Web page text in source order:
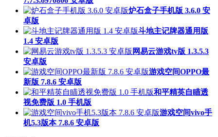
炉石盒子手机版 3.6.0 安
卓版
斗地主记牌器通用版
1.4 安卓版
网易云游戏tv版 1.3.5.3
安卓版
游戏空间OPPO最
新版 7.8.6 安卓版
和平精英自瞄透
视免费版 1.0 手机版
游戏空间vivo手
机5.3版本 7.8.6 安卓版